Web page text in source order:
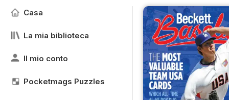
Casa
La mia biblioteca
Il mio conto
Pocketmags Puzzles